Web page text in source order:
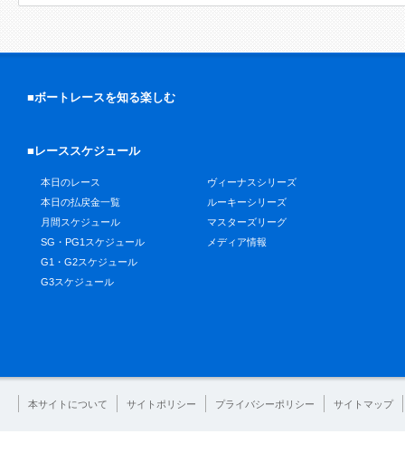
■ボートレースを知る楽しむ
■レーススケジュール
本日のレース
本日の払戻金一覧
月間スケジュール
SG・PG1スケジュール
G1・G2スケジュール
G3スケジュール
ヴィーナスシリーズ
ルーキーシリーズ
マスターズリーグ
メディア情報
本サイトについて サイトポリシー プライバシーポリシー サイトマップ